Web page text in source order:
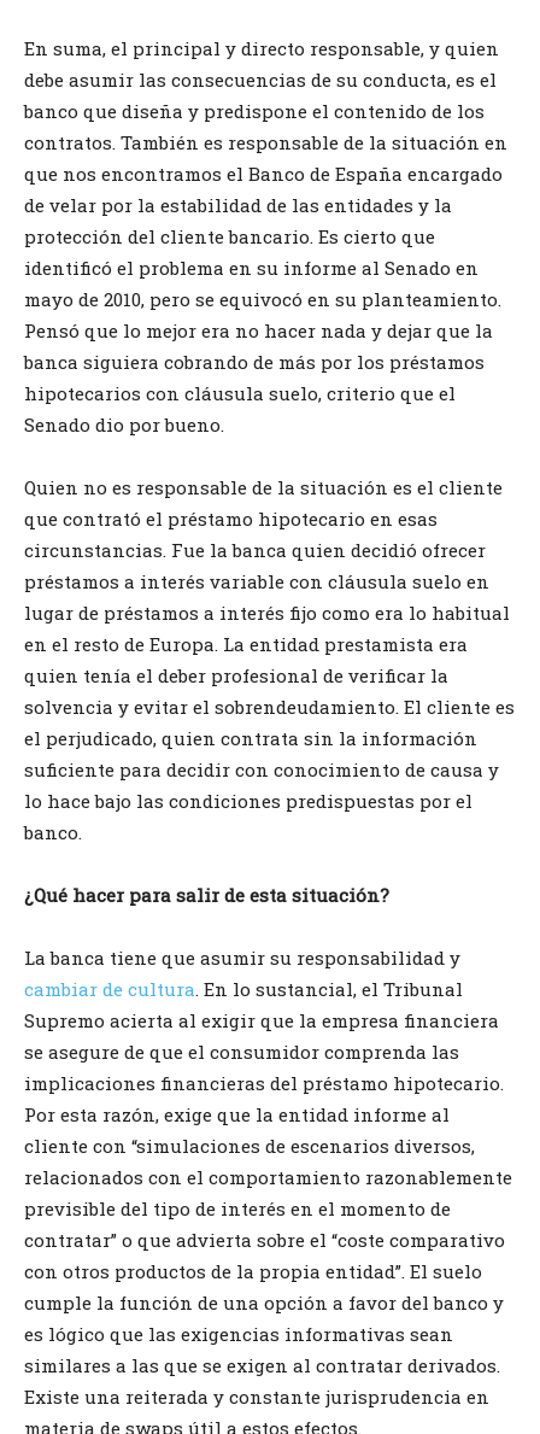
En suma, el principal y directo responsable, y quien
debe asumir las consecuencias de su conducta, es el
banco que diseña y predispone el contenido de los
contratos. También es responsable de la situación en
que nos encontramos el Banco de España encargado
de velar por la estabilidad de las entidades y la
protección del cliente bancario. Es cierto que
identificó el problema en su informe al Senado en
mayo de 2010, pero se equivocó en su planteamiento.
Pensó que lo mejor era no hacer nada y dejar que la
banca siguiera cobrando de más por los préstamos
hipotecarios con cláusula suelo, criterio que el
Senado dio por bueno.
Quien no es responsable de la situación es el cliente
que contrató el préstamo hipotecario en esas
circunstancias. Fue la banca quien decidió ofrecer
préstamos a interés variable con cláusula suelo en
lugar de préstamos a interés fijo como era lo habitual
en el resto de Europa. La entidad prestamista era
quien tenía el deber profesional de verificar la
solvencia y evitar el sobrendeudamiento. El cliente es
el perjudicado, quien contrata sin la información
suficiente para decidir con conocimiento de causa y
lo hace bajo las condiciones predispuestas por el
banco.
¿Qué hacer para salir de esta situación?
La banca tiene que asumir su responsabilidad y
cambiar de cultura. En lo sustancial, el Tribunal
Supremo acierta al exigir que la empresa financiera
se asegure de que el consumidor comprenda las
implicaciones financieras del préstamo hipotecario.
Por esta razón, exige que la entidad informe al
cliente con “simulaciones de escenarios diversos,
relacionados con el comportamiento razonablemente
previsible del tipo de interés en el momento de
contratar” o que advierta sobre el “coste comparativo
con otros productos de la propia entidad”. El suelo
cumple la función de una opción a favor del banco y
es lógico que las exigencias informativas sean
similares a las que se exigen al contratar derivados.
Existe una reiterada y constante jurisprudencia en
materia de swaps útil a estos efectos.